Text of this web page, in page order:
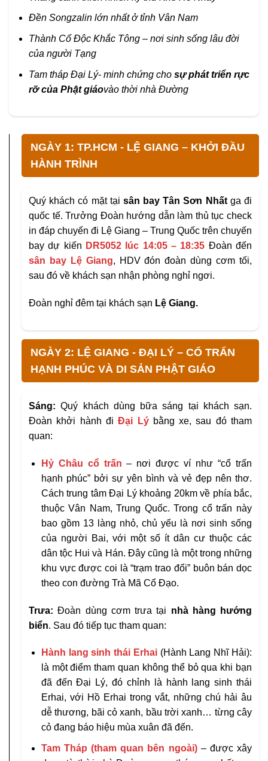
Đền Songzalin lớn nhất ở tỉnh Vân Nam
Thành Cổ Độc Khắc Tông – nơi sinh sống lâu đời
của người Tạng
Tam tháp Đại Lý- minh chứng cho sự phát triển rực
rỡ của Phật giáovào thời nhà Đường
NGÀY 1: TP.HCM - LỆ GIANG – KHỞI ĐẦU
HÀNH TRÌNH
Quý khách có mặt tại sân bayTân Sơn Nhấtga đi
quốc tế. Trưởng Đoàn hướng dẫn làm thủ tục check
in đáp chuyến đi Lệ Giang – Trung Quốc trên chuyến
bay dự kiến DR5052 lúc 14:05 – 18:35 Đoàn đến
sân bay Lệ Giang, HDV đón đoàn dùng cơm tối,
sau đó về khách sạn nhận phòng nghỉ ngơi.
Đoàn nghỉ đêm tại khách sạn Lệ Giang.
NGÀY 2: LỆ GIANG - ĐẠI LÝ – CỔ TRẤN
HẠNH PHÚC VÀ DI SẢN PHẬT GIÁO
Sáng: Quý khách dùng bữa sáng tại khách sạn.
Đoàn khởi hành điĐại Lý bằng xe, sau đó tham
quan:
Hỷ Châu cổ trấn – nơi được ví như “cổ trấn
hạnh phúc” bởi sự yên bình và vẻ đẹp nên thơ.
Cách trung tâm Đại Lý khoảng 20km về phía bắc,
thuộc Vân Nam, Trung Quốc. Trong cổ trấn này
bao gồm 13 làng nhỏ, chủ yếu là nơi sinh sống
của người Bai, với một số ít dân cư thuộc các
dân tộc Hui và Hán. Đây cũng là một trong những
khu vực được coi là “trạm trao đổi” buôn bán dọc
theo con đường Trà Mã Cổ Đạo.
Trưa: Đoàn dùng cơm trưa tại nhà hàng hướng
biển. Sau đó tiếp tục tham quan:
Hành lang sinh thái Erhai (Hành Lang Nhĩ Hải):
là một điểm tham quan không thể bỏ qua khi bạn
đã đến Đại Lý, đó chỉnh là hành lang sinh thái
Erhai, với Hồ Erhai trong vắt, những chú hải âu
dễ thương, bãi cỏ xanh, bầu trời xanh… từng cây
cỏ đang báo hiệu mùa xuân đã đến.
Tam Tháp (tham quan bên ngoài)– được xây